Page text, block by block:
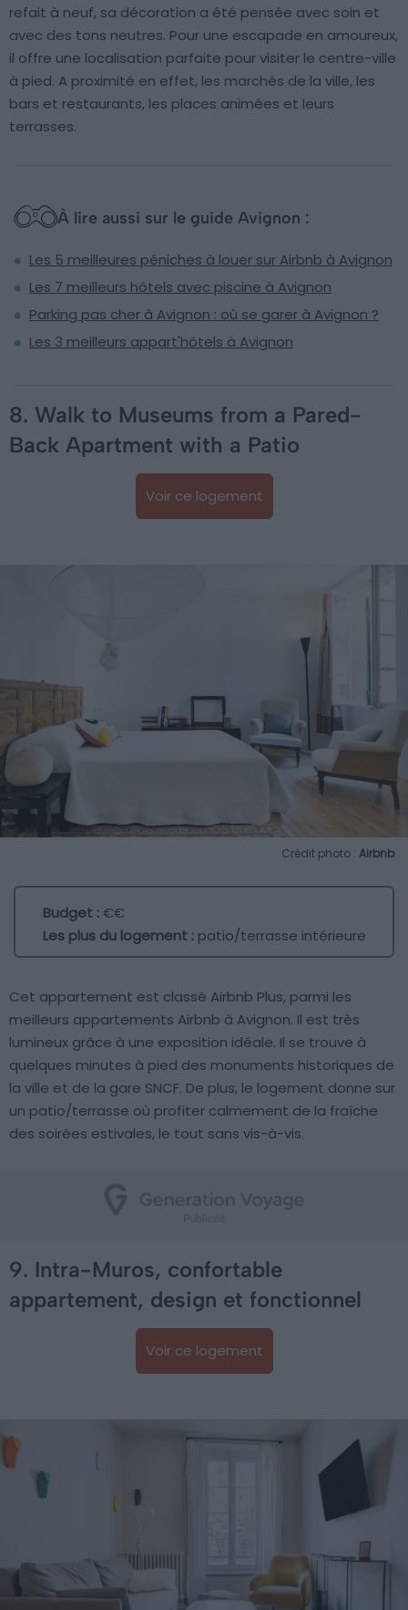
refait à neuf, sa décoration a été pensée avec soin et
avec des tons neutres. Pour une escapade en amoureux,
il offre une localisation parfaite pour visiter le centre-ville
à pied. A proximité en effet, les marchés de la ville, les
bars et restaurants, les places animées et leurs
terrasses.
À lire aussi sur le guide Avignon :
Les 5 meilleures péniches à louer sur Airbnb à Avignon
Les 7 meilleurs hôtels avec piscine à Avignon
Parking pas cher à Avignon : où se garer à Avignon ?
Les 3 meilleurs appart'hôtels à Avignon
8. Walk to Museums from a Pared-
Back Apartment with a Patio
Voir ce logement
Crédit photo : Airbnb
Budget :€€
Les plus du logement : patio/terrasse intérieure
Cet appartement est classé Airbnb Plus, parmi les
meilleurs appartements Airbnb à Avignon. Il est très
lumineux grâce à une exposition idéale. Il se trouve à
quelques minutes à pied des monuments historiques de
la ville et de la gare SNCF. De plus, le logement donne sur
un patio/terrasse où profiter calmement de la fraîche
des soirées estivales, le tout sans vis-à-vis.
9. Intra-Muros, confortable
appartement, design et fonctionnel
Voir ce logement